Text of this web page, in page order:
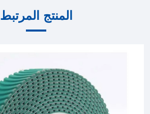
المنتج المرتبط